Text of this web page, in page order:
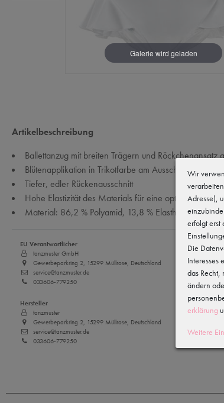
Artikelbeschreibung
Ballettanzug mit breiten Trägern und Röckchenansatz
Blütenapplikation in Trikotfarbe am Ausschnitt
Tiefer, edler Rückenausschnitt
Hohe Elastizität des Materials für eine optimale
Material: 86,2 % Polyamid, 13,8 % Elasthan
EU Verantwortlicher
tanzmuster GmbH
Gewerbeparkring 2, 15299 Müllrose, Deutschland
service@tanzmuster.de
033606-779250
Hersteller
tanzmuster
Gewerbeparkring 2, 15299 Müllrose, Deutschland
service@tanzmuster.de
033606-779250
Wir
Adresse),
erfolgt erst
Die
Interesses
das
ändern
erklärung
Weitere